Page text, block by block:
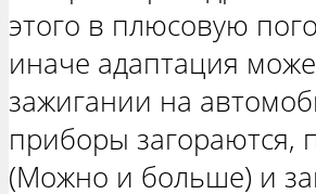
этого в плюсовую
иначе адаптация
зажигании на
приборы загораются,
(Можно и больше) и